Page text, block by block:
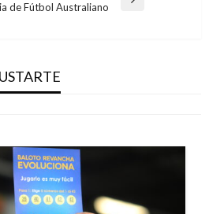
de Fútbol Australiano
Colombia
25, 2020
Colombia